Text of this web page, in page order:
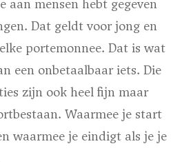
aan mensen hebt gegeven
Dat geldt voor jong en
portemonnee. Dat is wat
een onbetaalbaar iets. Die
zijn ook heel fijn maar
Waarmee je start
waarmee je eindigt als je je